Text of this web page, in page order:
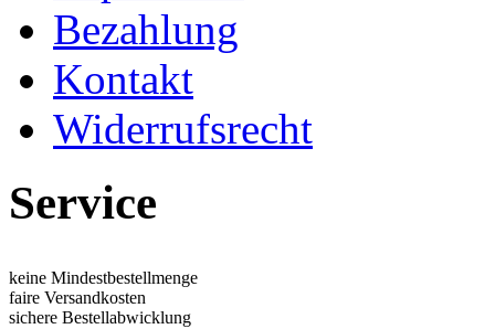
Bezahlung
Kontakt
Widerrufsrecht
Service
keine Mindestbestellmenge
faire Versandkosten
sichere Bestellabwicklung